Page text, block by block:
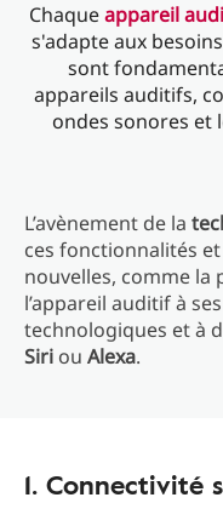
Chaqueappareil
s'adapte aux
sont
appareils auditifs,
ondes sonores et
L’avènement de la
ces fonctionnalités
nouvelles, comme la
l’appareil auditif à
technologiques et à
Siri ou Alexa.
1. Connectivité